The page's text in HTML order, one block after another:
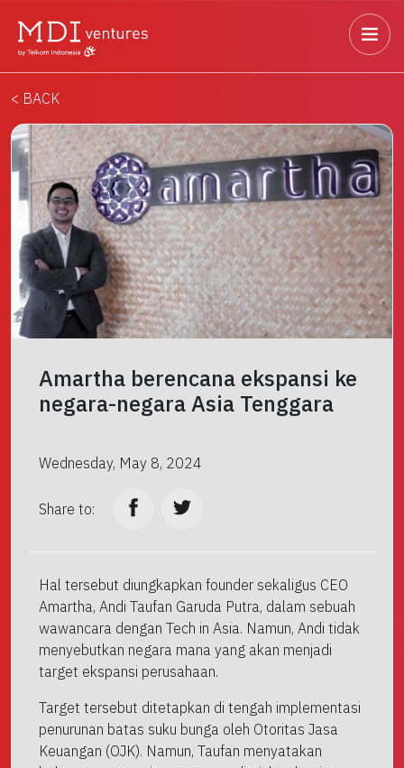
< BACK
Amartha berencana ekspansi ke
negara-negara Asia Tenggara
Wednesday, May 8, 2024
Share to:
Hal tersebut diungkapkan founder sekaligus CEO
Amartha, Andi Taufan Garuda Putra, dalam sebuah
wawancara dengan Tech in Asia. Namun, Andi tidak
menyebutkan negara mana yang akan menjadi
target ekspansi perusahaan.
Target tersebut ditetapkan di tengah implementasi
penurunan batas suku bunga oleh Otoritas Jasa
Keuangan (OJK). Namun, Taufan menyatakan